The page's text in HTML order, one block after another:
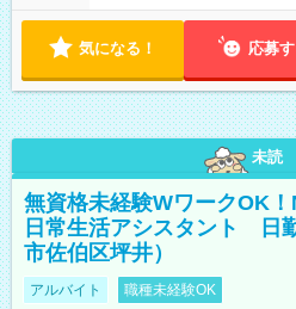
気になる！ 応募
未読
無資格未経験WワークOK
日常生活アシスタント 日
市佐伯区坪井）
アルバイト 職種未経験OK